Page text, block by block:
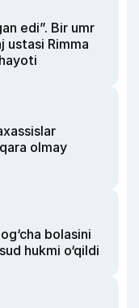
edi”. Bir umr
ustasi Rimma
olmay
bolasini
hukmi o‘qildi